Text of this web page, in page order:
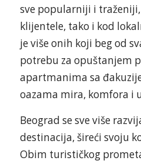
sve popularniji i
klijentele, tako i kod
je više onih koji beg od
potrebu za opuštanjem
apartmanima sa
oazama mira, komfora i
Beograd se sve više
destinacija, šireći svoju
Obim turističkog